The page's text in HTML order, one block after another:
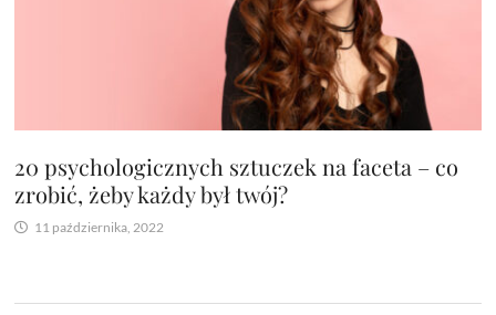
20 psychologicznych sztuczek na faceta – co
zrobić, żeby każdy był twój?
11 października, 2022